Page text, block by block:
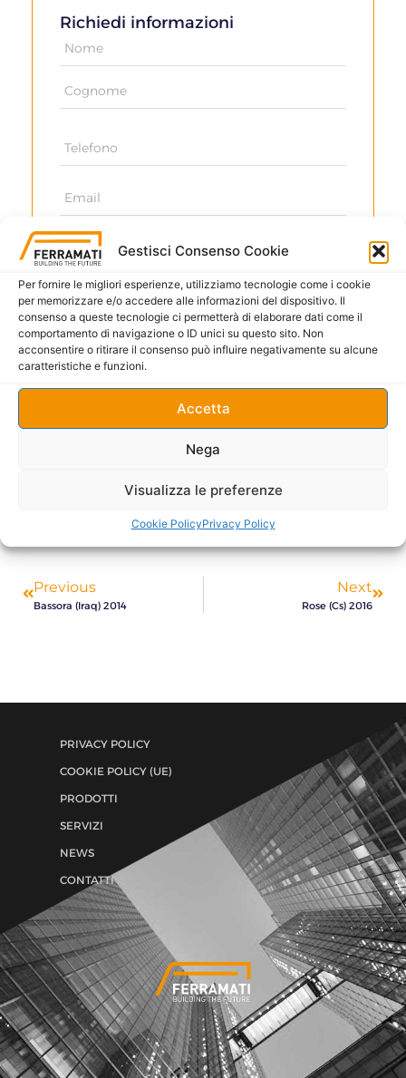
Gestisci Consenso Cookie
Per fornire le migliori esperienze, utilizziamo tecnologie come i cookie
per memorizzare e/o accedere alle informazioni del dispositivo. Il
consenso a queste tecnologie ci permetterà di elaborare dati come il
comportamento di navigazione o ID unici su questo sito. Non
acconsentire o ritirare il consenso può influire negativamente su alcune
caratteristiche e funzioni.
Accetta
Nega
Visualizza le preferenze
Cookie PolicyPrivacy Policy
Richiedi informazioni
Sottoscrivo laPrivacy Policy.
Invia
Previous
Bassora (Iraq) 2014
Next
Rose (Cs) 2016
PRIVACY POLICY
COOKIE POLICY (UE)
PRODOTTI
SERVIZI
NEWS
CONTATTI